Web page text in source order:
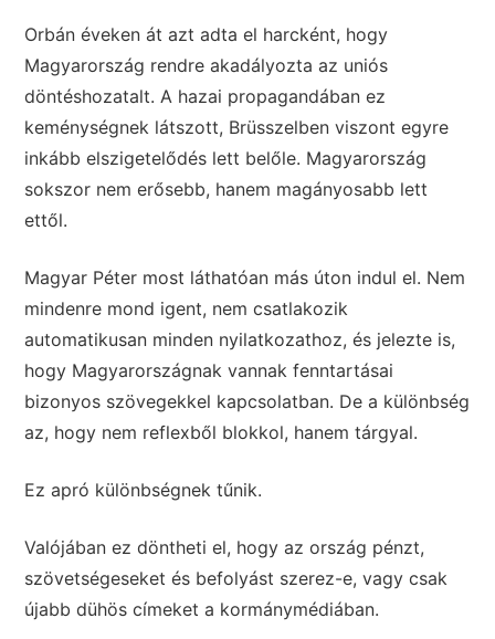
Orbán éveken át azt adta el harcként, hogy
Magyarország rendre akadályozta az uniós
döntéshozatalt. A hazai propagandában ez
keménységnek látszott, Brüsszelben viszont egyre
inkább elszigetelődés lett belőle. Magyarország
sokszor nem erősebb, hanem magányosabb lett
ettől.
Magyar Péter most láthatóan más úton indul el. Nem
mindenre mond igent, nem csatlakozik
automatikusan minden nyilatkozathoz, és jelezte is,
hogy Magyarországnak vannak fenntartásai
bizonyos szövegekkel kapcsolatban. De a különbség
az, hogy nem reflexből blokkol, hanem tárgyal.
Ez apró különbségnek tűnik.
Valójában ez döntheti el, hogy az ország pénzt,
szövetségeseket és befolyást szerez-e, vagy csak
újabb dühös címeket a kormánymédiában.